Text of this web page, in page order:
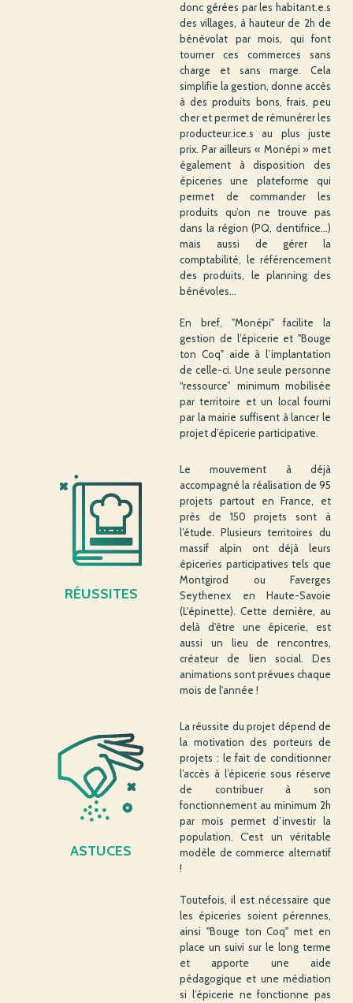
donc gérées par les habitant.e.s
des villages, à hauteur de 2h de
bénévolat par mois, qui font
tourner ces commerces sans
charge et sans marge. Cela
simplifie la gestion, donne accès
à des produits bons, frais, peu
cher et permet de rémunérer les
producteur.ice.s au plus juste
prix. Par ailleurs « Monépi » met
également à disposition des
épiceries une plateforme qui
permet de commander les
produits qu’on ne trouve pas
dans la région (PQ, dentifrice…)
mais aussi de gérer la
comptabilité, le référencement
des produits, le planning des
bénévoles…
En bref, "Monépi" facilite la
gestion de l’épicerie et "Bouge
ton Coq" aide à l’implantation
de celle-ci. Une seule personne
“ressource” minimum mobilisée
par territoire et un local fourni
par la mairie suffisent à lancer le
projet d’épicerie participative.
RÉUSSITES
Le mouvement à déjà
accompagné la réalisation de 95
projets partout en France, et
près de 150 projets sont à
l’étude. Plusieurs territoires du
massif alpin ont déjà leurs
épiceries participatives tels que
Montgirod ou Faverges
Seythenex en Haute-Savoie
(L'épinette). Cette dernière, au
delà d'être une épicerie, est
aussi un lieu de rencontres,
créateur de lien social. Des
animations sont prévues chaque
mois de l'année !
ASTUCES
La réussite du projet dépend de
la motivation des porteurs de
projets : le fait de conditionner
l’accès à l’épicerie sous réserve
de contribuer à son
fonctionnement au minimum 2h
par mois permet d’investir la
population. C'est un véritable
modèle de commerce alternatif
!
Toutefois, il est nécessaire que
les épiceries soient pérennes,
ainsi "Bouge ton Coq" met en
place un suivi sur le long terme
et apporte une aide
pédagogique et une médiation
si l’épicerie ne fonctionne pas